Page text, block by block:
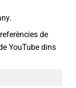
de
YouTube dins